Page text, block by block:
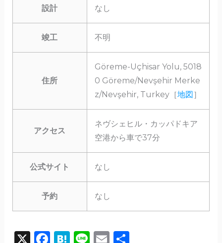
設計 なし
竣工 不明
住所
Göreme-Uçhisar Yolu, 5018
0 Göreme/Nevşehir Merke
z/Nevşehir, Turkey［地図］
アクセス
ネヴシェヒル・カッパドキア
空港から車で37分
公式サイト なし
予約 なし
F
E
Li
H
X
共